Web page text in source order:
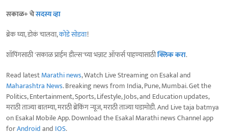
सकाळ+ चेसदस्य व्हा
ब्रेक घ्या, डोकं चालवा,कोडे सोडवा!
शॉपिंगसाठी 'सकाळ प्राईम डील्स'च्या भन्नाट ऑफर्स पाहण्यासाठीक्लिक करा.
Read latestMarathi news, Watch Live Streaming on Esakal and
Maharashtra News. Breaking news from India, Pune, Mumbai. Get the
Politics, Entertainment, Sports, Lifestyle, Jobs, and Education updates,
मराठी ताज्या बातम्या, मराठी ब्रेकिंग न्यूज, मराठी ताज्या घडामोडी. And Live taja batmya
on Esakal Mobile App. Download the Esakal Marathi news Channel app
forAndroidand IOS.